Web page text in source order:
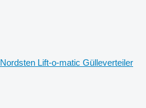
Nordsten Lift-o-matic Gülleverteiler